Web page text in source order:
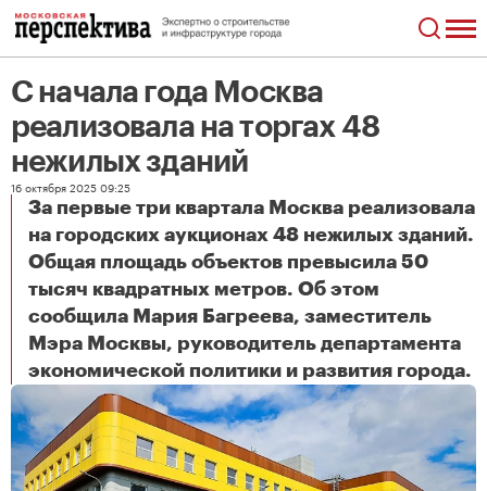
С начала года Москва
реализовала на торгах 48
нежилых зданий
16 октября 2025 09:25
За первые три квартала Москва реализовала
на городских аукционах 48 нежилых зданий.
Общая площадь объектов превысила 50
тысяч квадратных метров. Об этом
сообщила Мария Багреева, заместитель
Мэра Москвы, руководитель департамента
экономической политики и развития города.
С начала года Москва реализовала на торгах 48 нежилых зданий